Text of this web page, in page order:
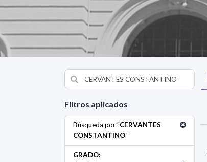
Filtros aplicados
Búsqueda por "CERVANTES
CONSTANTINO"
GRADO: